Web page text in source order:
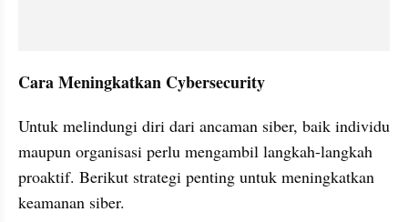
Cara Meningkatkan Cybersecurity
Untuk melindungi diri dari ancaman siber, baik individu
maupun organisasi perlu mengambil langkah-langkah
proaktif. Berikut strategi penting untuk meningkatkan
keamanan siber.